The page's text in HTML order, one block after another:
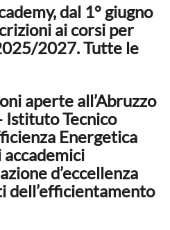
dal 1° giugno
ai corsi per
2027. Tutte le
aperte all’Abruzzo
Istituto Tecnico
Energetica
d’eccellenza
dell’efficientamento